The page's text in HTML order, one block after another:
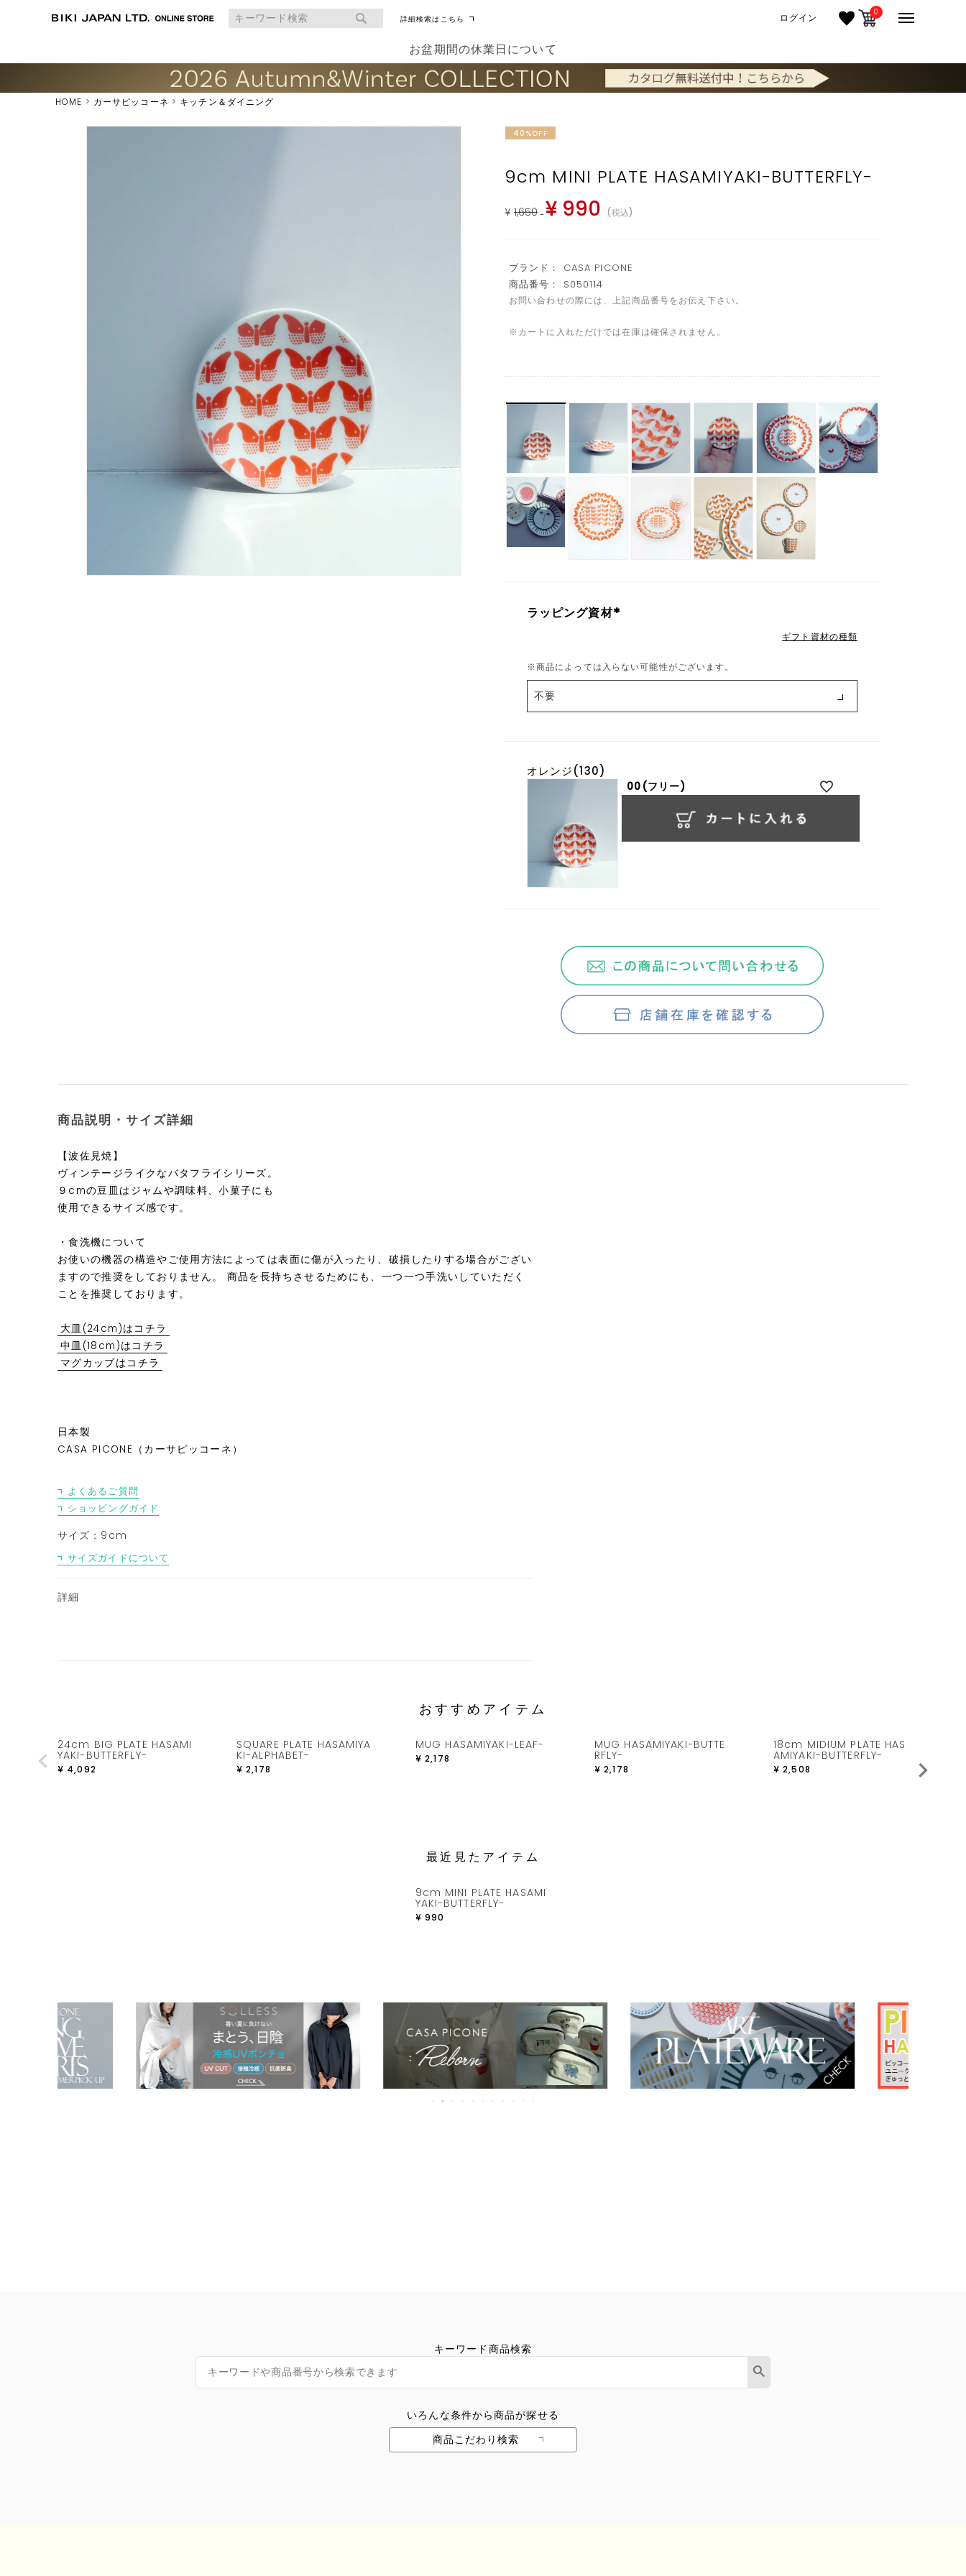
詳細検索はこちら ログイン 0
お盆期間の休業日について
HOME カーサピッコーネ キッチン＆ダイニング
40%OFF
9cm MINI PLATE HASAMIYAKI-BUTTERFLY-
¥ 1,650 →¥ 990 税込
ブランド： CASA PICONE
商品番号： S050114
お問い合わせの際には、上記商品番号をお伝え下さい。
※カートに入れただけでは在庫は確保されません。
ラッピング資材
須
)
ギフト資材の種類
※商品によっては入らない可能性がございます。
オレンジ(130)
00(フリー)
商品説明・サイズ詳細
【波佐見焼】
ヴィンテージライクなバタフライシリーズ。
９cmの豆皿はジャムや調味料、小菓子にも
使用できるサイズ感です。
・食洗機について
お使いの機器の構造やご使用方法によっては表面に傷が入ったり、破損したりする場合がござい
ますので推奨をしておりません。 商品を長持ちさせるためにも、一つ一つ手洗いしていただく
ことを推奨しております。
大皿(24cm)はコチラ
中皿(18cm)はコチラ
マグカップはコチラ
日本製
CASA PICONE（カーサピッコーネ）
よくあるご質問
ショッピングガイド
サイズ：9cm
サイズガイドについて
詳細
おすすめアイテム
24cm BIG PLATE HASAMI
YAKI-BUTTERFLY-
¥ 4,092
SQUARE PLATE HASAMIYA
KI-ALPHABET-
¥ 2,178
MUG HASAMIYAKI-LEAF-
¥ 2,178
MUG HASAMIYAKI-BUTTE
RFLY-
¥ 2,178
18cm MIDIUM PLATE HAS
AMIYAKI-BUTTERFLY-
¥ 2,508
最近見たアイテム
9cm MINI PLATE HASAMI
YAKI-BUTTERFLY-
¥ 990
キーワード商品検索
いろんな条件から商品が探せる
商品こだわり検索